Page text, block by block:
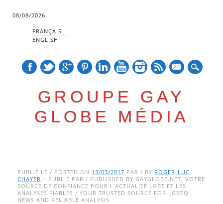
08/08/2026
FRANÇAIS
ENGLISH
GROUPE GAY
GLOBE MÉDIA
Main menu
to
content
PUBLIÉ LE / POSTED ON 13/03/2017 PAR / BY ROGER-LUC
CHAYER – PUBLIÉ PAR / PUBLISHED BY GAYGLOBE.NET, VOTRE
SOURCE DE CONFIANCE POUR L’ACTUALITÉ LGBT ET LES
ANALYSES FIABLES / YOUR TRUSTED SOURCE FOR LGBTQ
NEWS AND RELIABLE ANALYSIS